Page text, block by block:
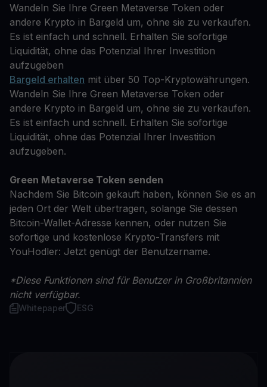
Wandeln Sie Ihre Green Metaverse Token oder
andere Krypto in Bargeld um, ohne sie zu verkaufen.
Es ist einfach und schnell. Erhalten Sie sofortige
Liquidität, ohne das Potenzial Ihrer Investition
aufzugeben
Bargeld erhalten mit über 50 Top-Kryptowährungen.
Wandeln Sie Ihre Green Metaverse Token oder
andere Krypto in Bargeld um, ohne sie zu verkaufen.
Es ist einfach und schnell. Erhalten Sie sofortige
Liquidität, ohne das Potenzial Ihrer Investition
aufzugeben.
Green Metaverse Token senden
Nachdem Sie Bitcoin gekauft haben, können Sie es an
jeden Ort der Welt übertragen, solange Sie dessen
Bitcoin-Wallet-Adresse kennen, oder nutzen Sie
sofortige und kostenlose Krypto-Transfers mit
YouHodler: Jetzt genügt der Benutzername.
*Diese Funktionen sind für Benutzer in Großbritannien
nicht verfügbar.
Whitepaper ESG